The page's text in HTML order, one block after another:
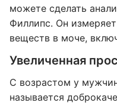
можете сделать
Филлипс. Он
веществ в моче,
Увеличенная
С возрастом у
называется